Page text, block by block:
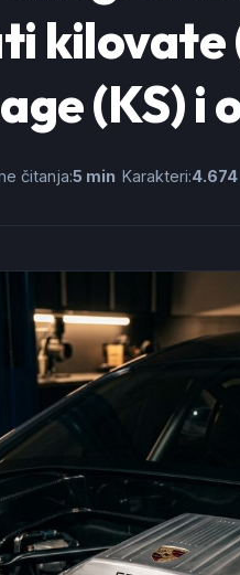
kilovate
(KS) i
čitanja:5 min Karakteri:4.674